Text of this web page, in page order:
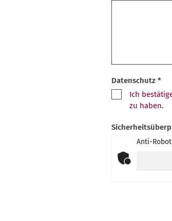
Datenschutz *
Ich
zu haben.
Anti-